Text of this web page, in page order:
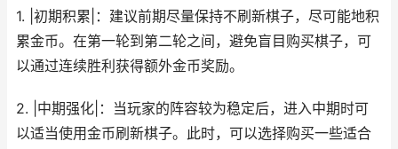
1. |初期积累|：建议前期尽量保持不刷新棋子，尽可能地积
累金币。在第一轮到第二轮之间，避免盲目购买棋子，可
以通过连续胜利获得额外金币奖励。
2. |中期强化|：当玩家的阵容较为稳定后，进入中期时可
以适当使用金币刷新棋子。此时，可以选择购买一些适合